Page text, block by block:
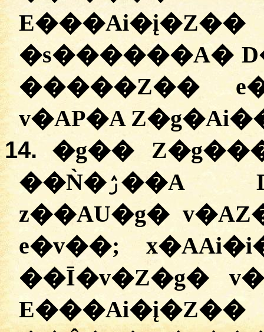
�s������A�
�����Z��
14.
�g��
��Ǹ�ۯ��A D� E���Ai�į�Z�
z��AU�g�
e�v��;
��Ī�v�Z�g�